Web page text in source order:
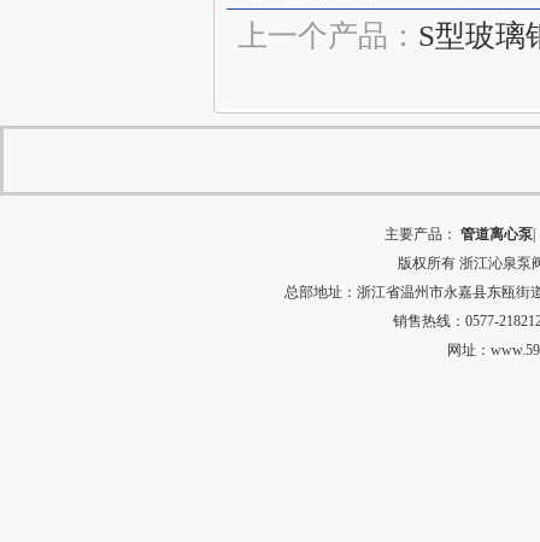
上一个产品： S型玻璃
主要产品： 管道离心泵
版权所有 浙江沁泉泵
总部地址：浙江省温州市永嘉县东瓯街
销售热线：0577-
网址：